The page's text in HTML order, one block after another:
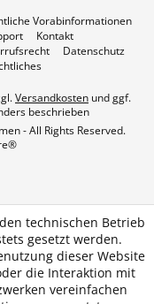
Vorabinformationen
Kontakt
Datenschutz
Versandkosten und ggf.
beschrieben
- All Rights Reserved.
technischen Betrieb
gesetzt werden.
dieser Website
die Interaktion mit
vereinfachen